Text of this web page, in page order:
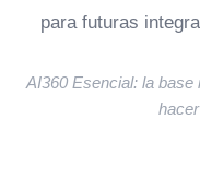
para futuras
AI360 Esencial: la base